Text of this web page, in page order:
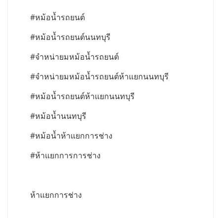
#หม้อน้ำรถยนต์
#หม้อน้ำรถยนต์นนทบุรี
#จำหน่ายมหม้อน้ำรถยนต์
#จำหน่ายมหม้อน้ำรถยนต์ห้าแยกนนทบุรี
#หม้อน้ำรถยนต์ห้าแยกนนทบุรี
#หม้อน้ำนนทบุรี
#หม้อน้ำห้าแยกการช่าง
#ห้าแยกการการช่าง
ห้าแยกการช่าง